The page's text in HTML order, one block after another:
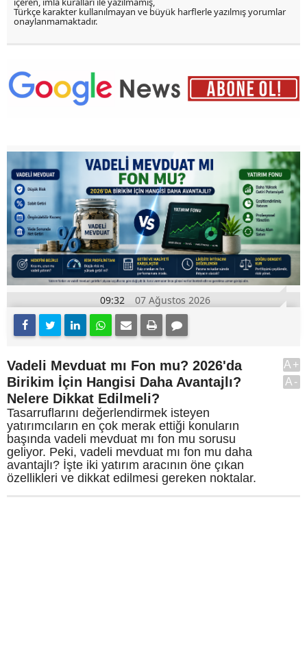
Türkçe karakter kullanılmayan ve büyük harflerle yazılmış yorumlar
onaylanmamaktadır.
09:32 07 Ağustos 2026
Vadeli Mevduat mı Fon mu? 2026'da
Birikim İçin Hangisi Daha Avantajlı?
Nelere Dikkat Edilmeli?
Tasarruflarını değerlendirmek isteyen
yatırımcıların en çok merak ettiği konuların
başında vadeli mevduat mı fon mu sorusu
geliyor. Peki, vadeli mevduat mı fon mu daha
avantajlı? İşte iki yatırım aracının öne çıkan
özellikleri ve dikkat edilmesi gereken noktalar.
A+
A-